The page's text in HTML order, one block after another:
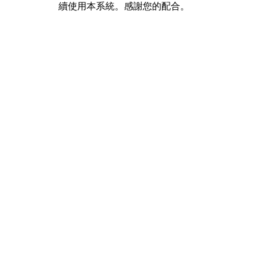
續使用本系統。感謝您的配合。